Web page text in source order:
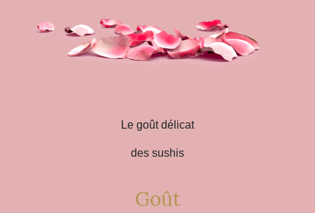
Le goût délicat
des sushis
Goût